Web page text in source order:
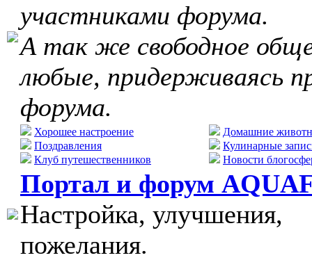
участниками форума.
А так же свободное
любые, придерживаясь
форума.
Хорошее настроение
Поздравления
Клуб путешественников
Домашние
Кулинарные
Новости
Портал и форум
Настройка, улучшения,
пожелания.